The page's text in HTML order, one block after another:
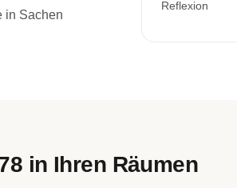
in Sachen
Reflexion
in Ihren Räumen